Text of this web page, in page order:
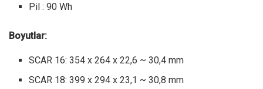
Pil : 90 Wh
Boyutlar:
SCAR 16: 354 x 264 x 22,6 ~ 30,4 mm
SCAR 18: 399 x 294 x 23,1 ~ 30,8 mm